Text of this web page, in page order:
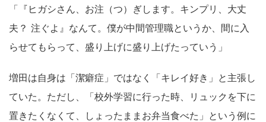
「『ヒガシさん、お注（つ）ぎします。キンプリ、大丈
夫？ 注ぐよ』なんて。僕が中間管理職というか、間に入
らせてもらって、盛り上げに盛り上げたっていう」
増田は自身は「潔癖症」ではなく「キレイ好き」と主張し
ていた。ただし、「校外学習に行った時、リュックを下に
置きたくなくて、しょったままお弁当食べた」という例に